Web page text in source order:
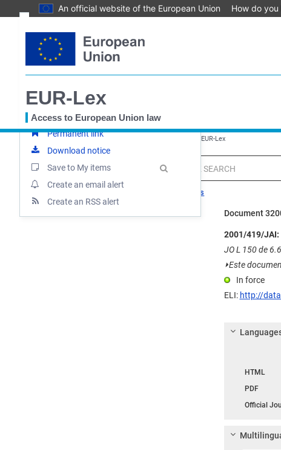
An official website of the European Union How do you
to
content
EUR-Lex
Access to European Union law
You
are
here
EUROPA EUR-Lex home Decisão - 2001/419 - EN - EUR-Lex
MENU
Search tips
Document
Document information
Procedure
Up-to-date link
Permanent link
Download notice
Save to My items
Create an email alert
Create an RSS alert
2001/419/JAI:
JO L 150 de
⏵Este
In force
ELI: http://
HTML
PDF
Official